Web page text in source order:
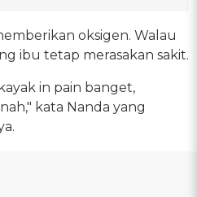
oksigen. Walau
ibu tetap merasakan sakit.
in pain banget,
kata Nanda yang